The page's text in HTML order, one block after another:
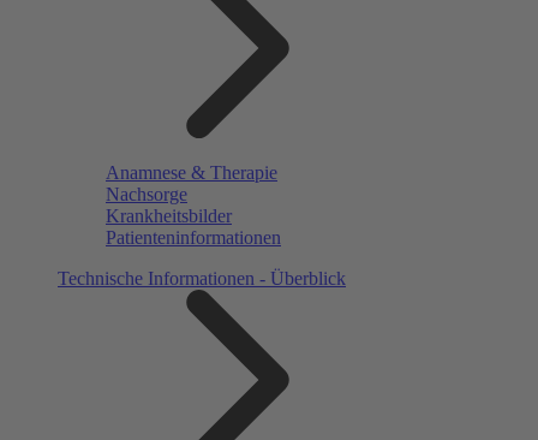
Anamnese & Therapie
Nachsorge
Krankheitsbilder
Patienteninformationen
Technische Informationen - Überblick